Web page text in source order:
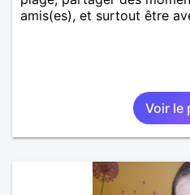
amis(es), et surtout être
Voir le